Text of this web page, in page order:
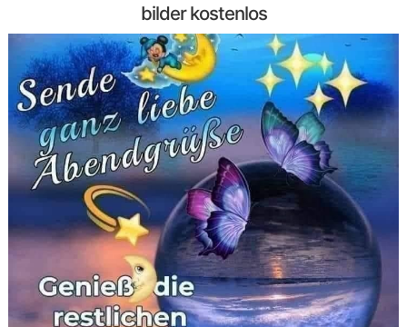
bilder kostenlos